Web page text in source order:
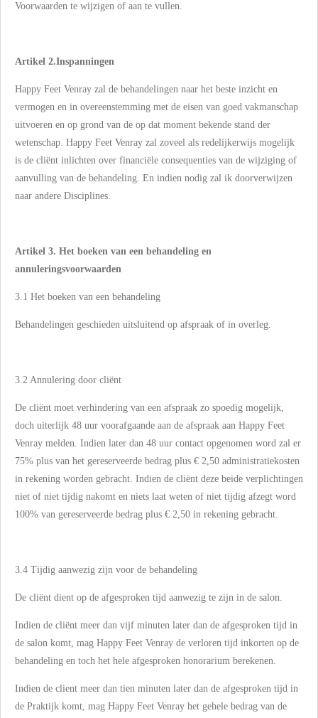
Voorwaarden te wijzigen of aan te vullen.
Artikel 2.Inspanningen
Happy Feet Venray zal de behandelingen naar het beste inzicht en
vermogen en in overeenstemming met de eisen van goed vakmanschap
uitvoeren en op grond van de op dat moment bekende stand der
wetenschap. Happy Feet Venray zal zoveel als redelijkerwijs mogelijk
is de cliënt inlichten over financiële consequenties van de wijziging of
aanvulling van de behandeling. En indien nodig zal ik doorverwijzen
naar andere Disciplines.
Artikel 3. Het boeken van een behandeling en
annuleringsvoorwaarden
3.1 Het boeken van een behandeling
Behandelingen geschieden uitsluitend op afspraak of in overleg.
3.2 Annulering door cliënt
De cliënt moet verhindering van een afspraak zo spoedig mogelijk,
doch uiterlijk 48 uur voorafgaande aan de afspraak aan Happy Feet
Venray melden. Indien later dan 48 uur contact opgenomen word zal er
75% plus van het gereserveerde bedrag plus € 2,50 administratiekosten
in rekening worden gebracht. Indien de cliënt deze beide verplichtingen
niet of niet tijdig nakomt en niets laat weten of niet tijdig afzegt word
100% van gereserveerde bedrag plus € 2,50 in rekening gebracht.
3.4 Tijdig aanwezig zijn voor de behandeling
De cliënt dient op de afgesproken tijd aanwezig te zijn in de salon.
Indien de cliënt meer dan vijf minuten later dan de afgesproken tijd in
de salon komt, mag Happy Feet Venray de verloren tijd inkorten op de
behandeling en toch het hele afgesproken honorarium berekenen.
Indien de client meer dan tien minuten later dan de afgesproken tijd in
de Praktijk komt, mag Happy Feet Venray het gehele bedrag van de